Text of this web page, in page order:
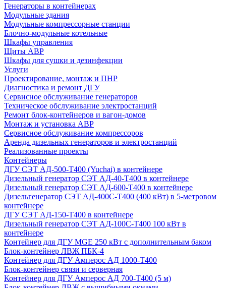
Генераторы в контейнерах
Модульные здания
Модульные компрессорные станции
Блочно-модульные котельные
Шкафы управления
Щиты АВР
Шкафы для сушки и дезинфекции
Услуги
Проектирование, монтаж и ПНР
Диагностика и ремонт ДГУ
Сервисное обслуживание генераторов
Техническое обслуживание электростанций
Ремонт блок-контейнеров и вагон-домов
Монтаж и установка АВР
Сервисное обслуживание компрессоров
Аренда дизельных генераторов и электростанций
Реализованные проекты
Контейнеры
ДГУ СЭТ АД-500-Т400 (Yuchai) в контейнере
Дизельный генератор СЭТ АД-40-Т400 в контейнере
Дизельный генератор СЭТ АД-600-Т400 в контейнере
Дизельгенератор СЭТ АД-400С-Т400 (400 кВт) в 5-метровом
контейнере
ДГУ СЭТ АД-150-Т400 в контейнере
Дизельный генератор СЭТ АД-100С-Т400 100 кВт в
контейнере
Контейнер для ДГУ MGE 250 кВт с дополнительным баком
Блок-контейнер ЛВЖ ПБК-4
Контейнер для ДГУ Амперос АД 1000-Т400
Блок-контейнер связи и серверная
Контейнер для ДГУ Амперос АД 700-Т400 (5 м)